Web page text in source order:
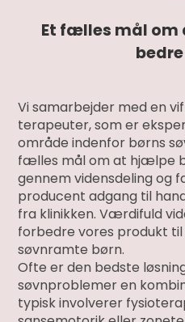
Et fælles mål
Vi samarbejder med en
terapeuter, som er
område indenfor børns
fælles mål om at hjælpe
gennem vidensdeling og
producent adgang til
fra klinikken. Værdifuld
forbedre vores produkt
søvnramte børn.
Ofte er den bedste
søvnproblemer en
typisk involverer